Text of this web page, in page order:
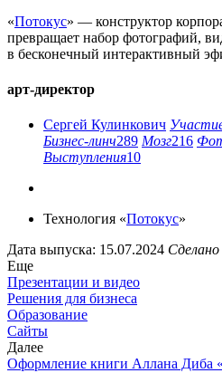
«Потокус» — конструктор
превращает набор фотографий,
в бесконечный интерактивный
арт-директор
Сергей Кулинкович
Бизнес-линч289 Мозг216
Выступления10
Технология «Потокус»
Дата выпуска: 15.07.2024 Сделано
Еще
Презентации и видео
Решения для бизнеса
Образование
Сайты
Далее
Оформление книги Аллана Диба